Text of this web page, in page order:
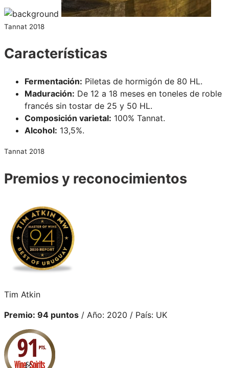
Tannat 2018
Características
Fermentación: Piletas de hormigón de 80 HL.
Maduración: De 12 a 18 meses en toneles de roble
francés sin tostar de 25 y 50 HL.
Composición varietal: 100% Tannat.
Alcohol: 13,5%.
Tannat 2018
Premios y reconocimientos
Tim Atkin
Premio: 94 puntos / Año: 2020 / País: UK